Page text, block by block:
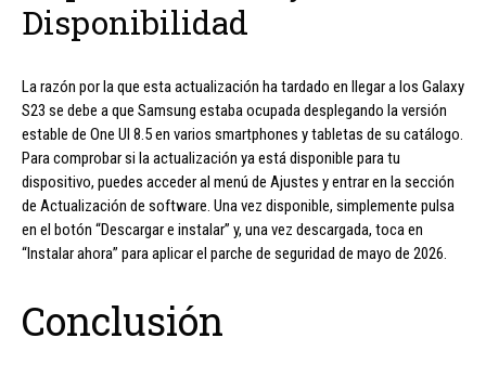
Disponibilidad
La razón por la que esta actualización ha tardado en llegar a los Galaxy
S23 se debe a que Samsung estaba ocupada desplegando la versión
estable de One UI 8.5 en varios smartphones y tabletas de su catálogo.
Para comprobar si la actualización ya está disponible para tu
dispositivo, puedes acceder al menú de Ajustes y entrar en la sección
de Actualización de software. Una vez disponible, simplemente pulsa
en el botón “Descargar e instalar” y, una vez descargada, toca en
“Instalar ahora” para aplicar el parche de seguridad de mayo de 2026.
Conclusión